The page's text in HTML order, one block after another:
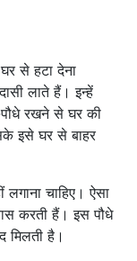
से हटा देना
लाते हैं। इन्हें
रखने से घर की
इसे घर से बाहर
चाहिए। ऐसा
करती हैं। इस पौधे
मिलती है।